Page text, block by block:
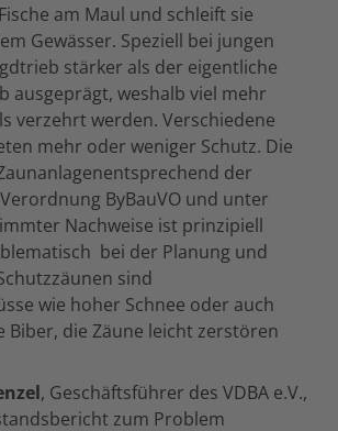
am Maul und schleift sie
Gewässer. Speziell bei jungen
stärker als der eigentliche
ausgeprägt, weshalb viel mehr
verzehrt werden. Verschiedene
mehr oder weniger Schutz. Die
der
ByBauVO und unter
Nachweise ist prinzipiell
bei der Planung und
sind
wie hoher Schnee oder auch
Biber, die Zäune leicht zerstören
, Geschäftsführer des VDBA e.V.,
zum Problem